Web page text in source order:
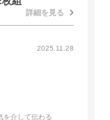
詳細を見る
2025.11.28
を介して伝わる